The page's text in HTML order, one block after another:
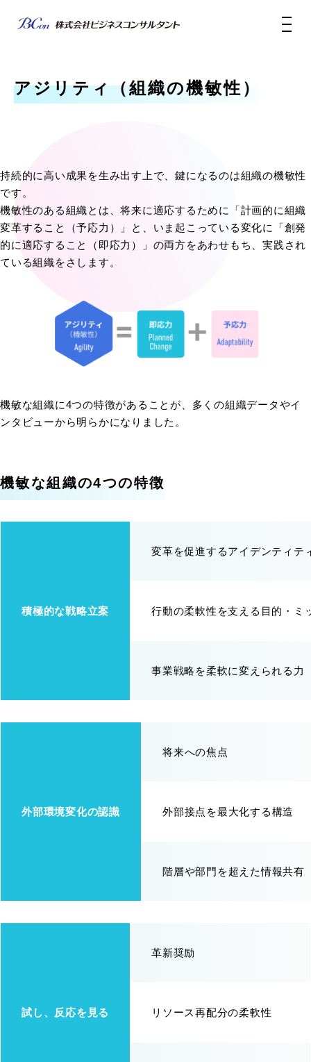
アジリティ（組織の機敏性）
持続的に高い成果を生み出す上で、鍵になるのは組織の機敏性
です。
機敏性のある組織とは、将来に適応するために「計画的に組織
変革すること（予応力）」と、いま起こっている変化に「創発
的に適応すること（即応力）」の両方をあわせもち、実践され
ている組織をさします。
機敏な組織に4つの特徴があることが、多くの組織データやイ
ンタビューから明らかになりました。
機敏な組織の4つの特徴
積極的な戦略立案
変革を促進するアイデンティテ
行動の柔軟性を支える目的・ミ
事業戦略を柔軟に変えられる力
外部環境変化の認識
将来への焦点
外部接点を最大化する構造
階層や部門を超えた情報共有
試し、反応を見る
革新奨励
リソース再配分の柔軟性